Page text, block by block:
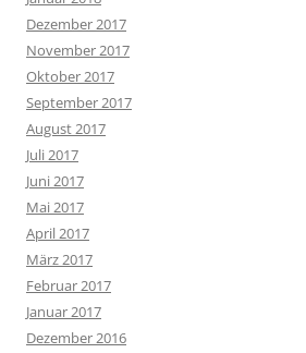
Dezember 2017
November 2017
Oktober 2017
September 2017
August 2017
Juli 2017
Juni 2017
Mai 2017
April 2017
März 2017
Februar 2017
Januar 2017
Dezember 2016